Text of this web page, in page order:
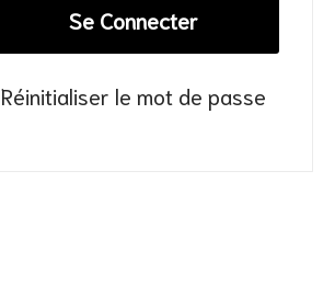
Réinitialiser le mot de passe